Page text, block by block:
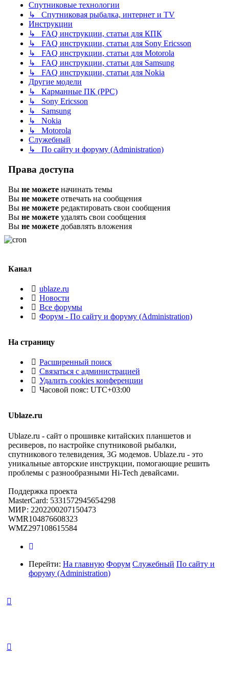
Спутниковые технологии
↳ Спутниковая рыбалка, интернет и TV
Инструкции
↳ FAQ инструкции, статьи для КПК
↳ FAQ инструкции, статьи для Sony Ericsson
↳ FAQ инструкции, статьи для Motorola
↳ FAQ инструкции, статьи для Samsung
↳ FAQ инструкции, статьи для Nokia
Другие модели
↳ Карманные ПК (PPC)
↳ Sony Ericsson
↳ Samsung
↳ Nokia
↳ Motorola
Служебный
↳ По сайту и форуму (Administration)
Права доступа
Вы не можете начинать темы
Вы не можете отвечать на сообщения
Вы не можете редактировать свои сообщения
Вы не можете удалять свои сообщения
Вы не можете добавлять вложения
Канал
ublaze.ru
Новости
Все форумы
Форум - По сайту и форуму (Administration)
На страницу
Расширенный поиск
Связаться с администрацией
Удалить cookies конференции
Часовой пояс: UTC+03:00
Ublaze.ru
Ublaze.ru - сайт о прошивке китайских планшетов и
ресиверов, по настройке спутниковой рыбалки,
спутникового телевидения, 3G модемов. Ublaze.ru - это
уникальные авторские инструкции, помогающие решить
проблемы с разнообразными Hi-Tech девайсами.
Поддержка проекта
MasterCard: 5331572945654298
МИР: 2202200207150473
WMR104876608323
WMZ297108615584
Перейти: На главную Форум Служебный По сайту и
форуму (Administration)